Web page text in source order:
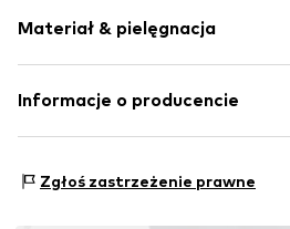
Naszywka z logo
Mocny materiał
Nr artykułu PLS0194001000001
Materiał & pielęgnacja
Materiał: 100% Poliester - PES
Informacje o producencie
72461 Albstadt
Zgłoś zastrzeżenie prawne